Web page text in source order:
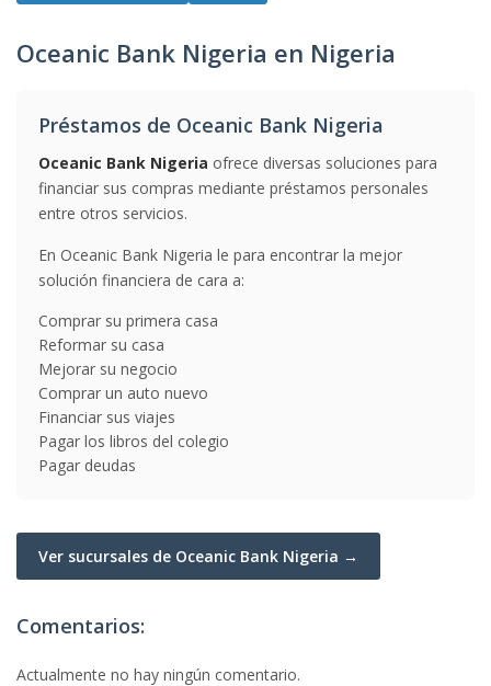
Oceanic Bank Nigeria en Nigeria
Préstamos de Oceanic Bank Nigeria
Oceanic Bank Nigeria ofrece diversas soluciones para
financiar sus compras mediante préstamos personales
entre otros servicios.
En Oceanic Bank Nigeria le para encontrar la mejor
solución financiera de cara a:
Comprar su primera casa
Reformar su casa
Mejorar su negocio
Comprar un auto nuevo
Financiar sus viajes
Pagar los libros del colegio
Pagar deudas
Ver sucursales de Oceanic Bank Nigeria →
Comentarios:
Actualmente no hay ningún comentario.